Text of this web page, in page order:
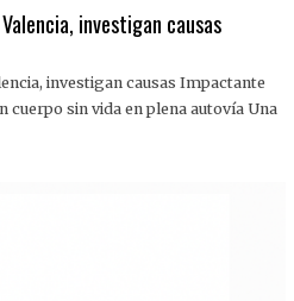
investigan causas
investigan causas Impactante
cuerpo sin vida en plena autovía Una